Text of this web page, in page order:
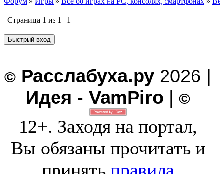
Страница 1 из 1 1
© Расслабуха.ру 2026 |
Идея - VamPiro | ©
12+. Заходя на портал,
Вы обязаны прочитать и
принять правила